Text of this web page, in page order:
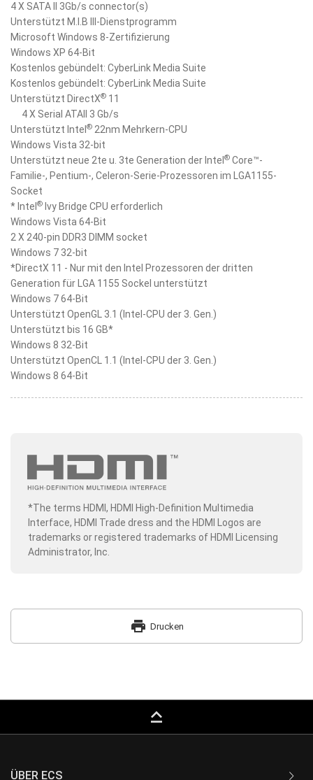
4 X SATA II 3Gb/s connector(s)
Unterstützt M.I.B III-Dienstprogramm
Microsoft Windows 8-Zertifizierung
Windows XP 64-Bit
Kostenlos gebündelt: CyberLink Media Suite
Kostenlos gebündelt: CyberLink Media Suite
Unterstützt DirectX® 11
4 X Serial ATAII 3 Gb/s
Unterstützt Intel ® 22nm Mehrkern-CPU
Windows Vista 32-bit
Unterstützt neue 2te u. 3te Generation der Intel ® Core™-
Familie-, Pentium-, Celeron-Serie-Prozessoren im LGA1155-
Socket
* Intel ® Ivy Bridge CPU erforderlich
Windows Vista 64-Bit
2 X 240-pin DDR3 DIMM socket
Windows 7 32-bit
*DirectX 11 - Nur mit den Intel Prozessoren der dritten
Generation für LGA 1155 Sockel unterstützt
Windows 7 64-Bit
Unterstützt OpenGL 3.1 (Intel-CPU der 3. Gen.)
Unterstützt bis 16 GB*
Windows 8 32-Bit
Unterstützt OpenCL 1.1 (Intel-CPU der 3. Gen.)
Windows 8 64-Bit
*The terms HDMI, HDMI High-Definition Multimedia
Interface, HDMI Trade dress and the HDMI Logos are
trademarks or registered trademarks of HDMI Licensing
Administrator, Inc.
print Drucken
keyboard_capslock
ÜBER ECS